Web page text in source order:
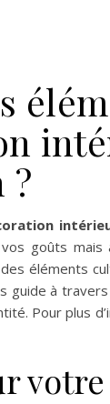
?
goûts mais
éléments
guide à
Pour plus
votre